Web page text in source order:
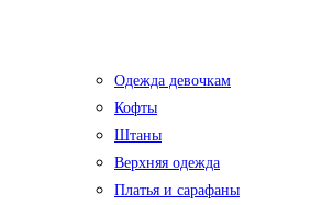
Одежда девочкам
Кофты
Штаны
Верхняя одежда
Платья и сарафаны